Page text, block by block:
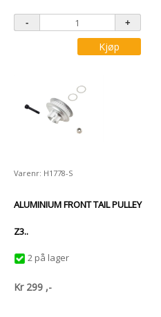
Kjøp
Varenr: H1778-S
ALUMINIUM FRONT TAIL PULLEY
Z3..
2 på lager
Kr 299 ,-